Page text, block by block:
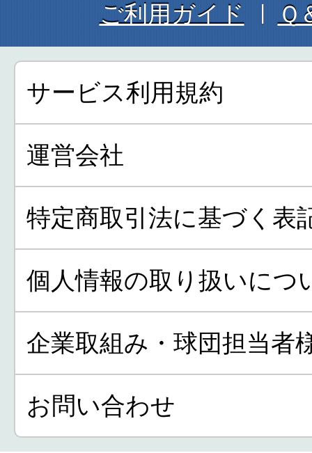
ご利用ガイド Ｑ
サービス利用規約
運営会社
特定商取引法に基づく表
個人情報の取り扱いにつ
企業取組み・球団担当者
お問い合わせ